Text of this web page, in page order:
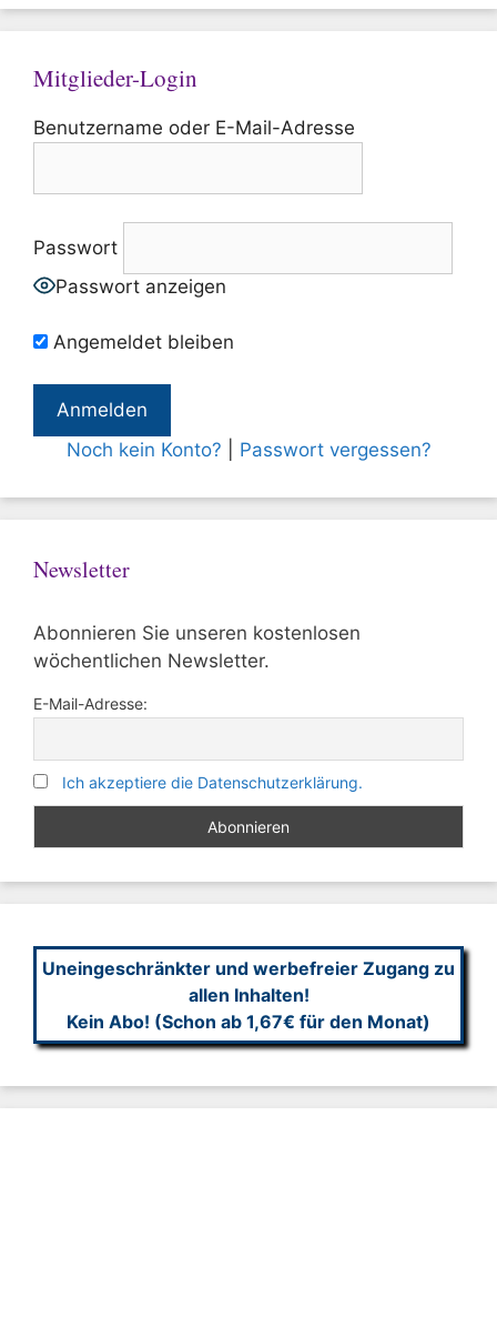
Mitglieder-Login
Benutzername oder E-Mail-Adresse
Passwort
Passwort anzeigen
Angemeldet bleiben
Noch kein Konto? Passwort vergessen?
Newsletter
Abonnieren Sie unseren kostenlosen
wöchentlichen Newsletter.
E-Mail-Adresse:
Ich akzeptiere die Datenschutzerklärung.
Uneingeschränkter und werbefreier Zugang zu
allen Inhalten!
Kein Abo! (Schon ab 1,67€ für den Monat)